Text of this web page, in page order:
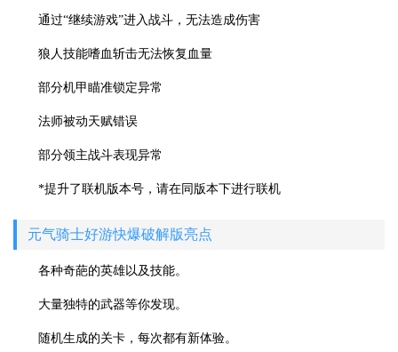
通过“继续游戏”进入战斗，无法造成伤害
狼人技能嗜血斩击无法恢复血量
部分机甲瞄准锁定异常
法师被动天赋错误
部分领主战斗表现异常
*提升了联机版本号，请在同版本下进行联机
元气骑士好游快爆破解版亮点
各种奇葩的英雄以及技能。
大量独特的武器等你发现。
随机生成的关卡，每次都有新体验。